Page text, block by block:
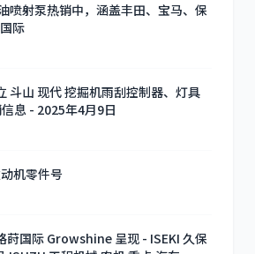
喷射泵热销中，涵盖丰田、宝马、保
际
斗山 现代 挖掘机雨刮控制器、灯具
息 - 2025年4月9日
机零件号
莳国际 Growshine 呈现 - ISEKI 久保